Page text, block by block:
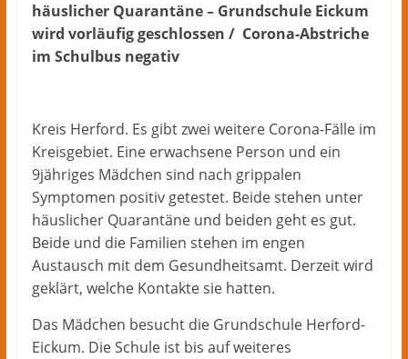
häuslicher Quarantäne – Grundschule Eickum
wird vorläufig geschlossen / Corona-Abstriche
im Schulbus negativ
Kreis Herford. Es gibt zwei weitere Corona-Fälle im
Kreisgebiet. Eine erwachsene Person und ein
9jähriges Mädchen sind nach grippalen
Symptomen positiv getestet. Beide stehen unter
häuslicher Quarantäne und beiden geht es gut.
Beide und die Familien stehen im engen
Austausch mit dem Gesundheitsamt. Derzeit wird
geklärt, welche Kontakte sie hatten.
Das Mädchen besucht die Grundschule Herford-
Eickum. Die Schule ist bis auf weiteres